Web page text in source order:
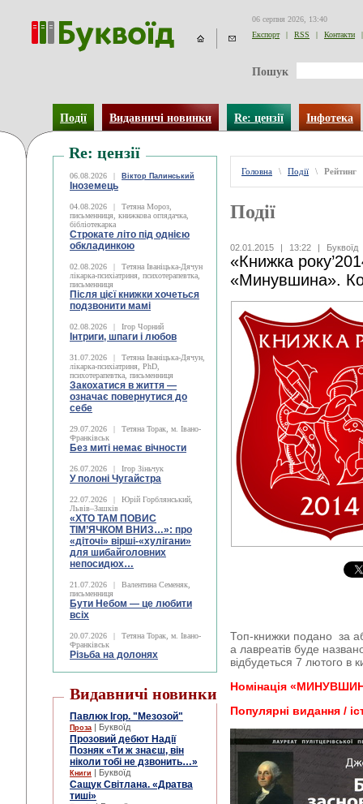
06 серпня 2026, 13:40
Експорт
| RSS | Контакти |
Пошук
Події Видавничі новинки Re: цензії Інфотека
Re: цензії
06.08.2026 | Віктор Палинський
Іноземець
04.08.2026 |
Тетяна Мороз,
письменниця, книжкова оглядачка,
бібліотекарка
Строкате літо під однією
обкладинкою
02.08.2026 |
Тетяна Іваніцька-Дячун
лікарка-психіатриня, психотерапевтка,
письменниця
Після цієї книжки хочеться
подзвонити мамі
02.08.2026 | Ігор Чорний
Інтриги, шпаги і любов
31.07.2026 |
Тетяна Іваніцька-Дячун,
лікарка-психіатриня, PhD,
психотерапевтка, письменниця
Закохатися в життя —
означає повернутися до
себе
29.07.2026 |
Тетяна Торак, м. Івано-
Франківськ
Без миті немає вічности
26.07.2026 | Ігор Зіньчук
У полоні Чугайстра
22.07.2026 |
Юрій Горблянський,
Львів–Зашків
«ХТО ТАМ ПОВИС
ТІМ’ЯЧКОМ ВНИЗ…»: про
«діточі» вірші-«хулігани»
для шибайголовних
непосидюх…
21.07.2026 |
Валентина Семеняк,
письменниця
Бути Небом ― це любити
всіх
20.07.2026 |
Тетяна Торак, м. Івано-
Франківськ
Різьба на долонях
Видавничі новинки
Павлюк Ігор. "Мезозой"
Проза | Буквоїд
Прозовий дебют Надії
Позняк «Ти ж знаєш, він
ніколи тобі не дзвонить…»
Книги | Буквоїд
Сащук Світлана. «Дратва
тиші»
Головна \ Події \ Рейтинг
Події
02.01.2015 | 13:22 | Буквоїд
«Книжка
«Минувшина».
Топ-книжки подано за
а лавреатів буде
відбудеться 7 лютого в
Номінація
Популярні видання /